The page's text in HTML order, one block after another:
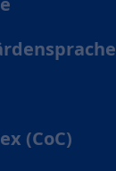
(CoC)